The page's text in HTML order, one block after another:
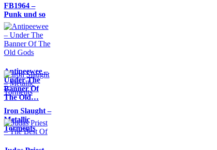
FB1964 –
Punk und so
Antipeewee –
Under The
Banner Of
The Old…
Iron Slaught –
Metallic
Torments